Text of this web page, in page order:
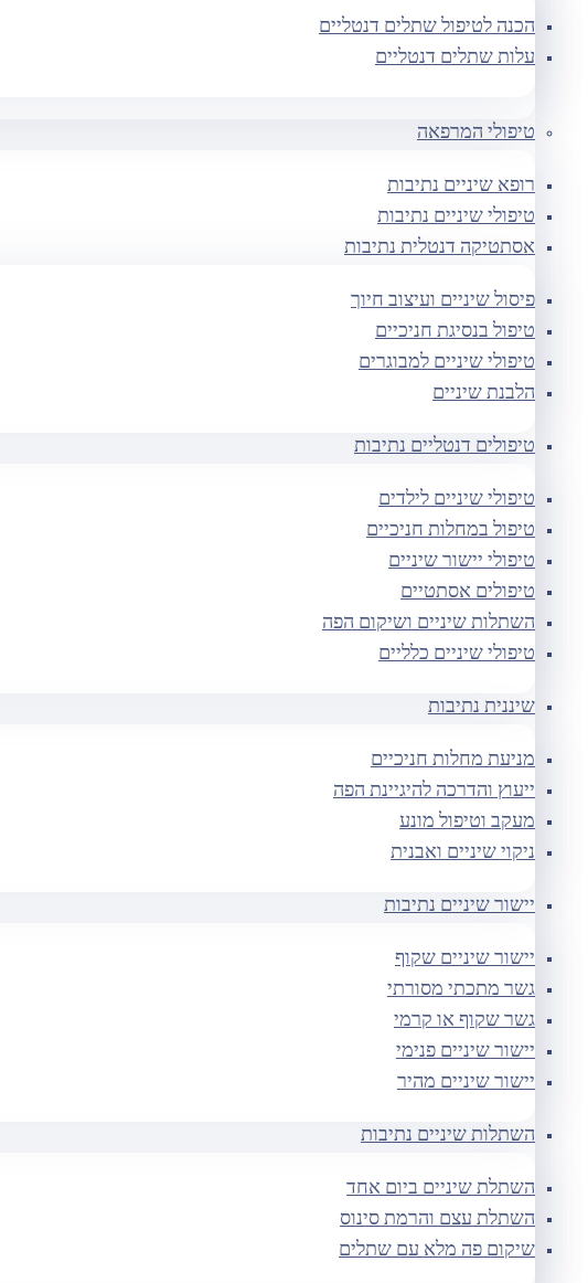
הכנה לטיפול שתלים דנטליים
עלות שתלים דנטליים
טיפולי המרפאה
רופא שיניים נתיבות
טיפולי שיניים נתיבות
אסתטיקה דנטלית נתיבות
פיסול שיניים ועיצוב חיוך
טיפול בנסיגת חניכיים
טיפולי שיניים למבוגרים
הלבנת שיניים
טיפולים דנטליים נתיבות
טיפולי שיניים לילדים
טיפול במחלות חניכיים
טיפולי יישור שיניים
טיפולים אסתטיים
השתלות שיניים ושיקום הפה
טיפולי שיניים כלליים
שיננית נתיבות
מניעת מחלות חניכיים
ייעוץ והדרכה להיגיינת הפה
מעקב וטיפול מונע
ניקוי שיניים ואבנית
יישור שיניים נתיבות
יישור שיניים שקוף
גשר מתכתי מסורתי
גשר שקוף או קרמי
יישור שיניים פנימי
יישור שיניים מהיר
השתלות שיניים נתיבות
השתלת שיניים ביום אחד
השתלת עצם והרמת סינוס
שיקום פה מלא עם שתלים